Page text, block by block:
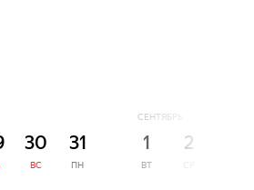
30
ВС
31
ПН
СЕНТЯБРЬ
1
ВТ
2